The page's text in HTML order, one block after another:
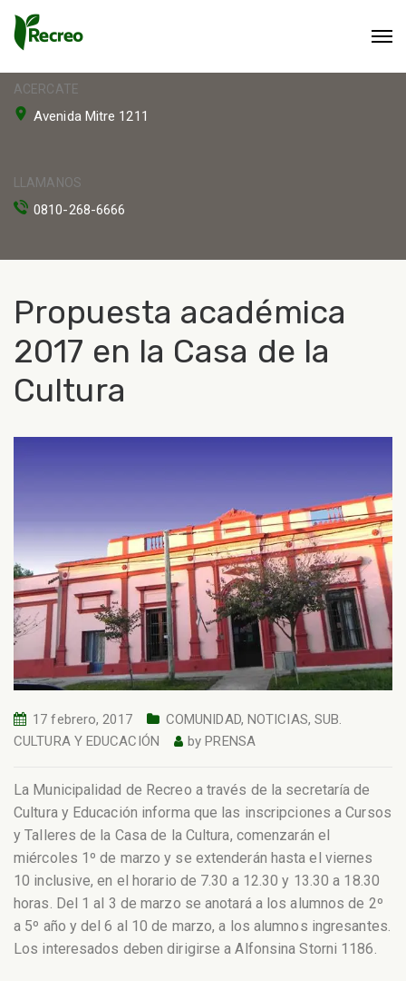
ACERCATE
Avenida Mitre 1211
LLAMANOS
0810-268-6666
Propuesta académica
2017 en la Casa de la
Cultura
17 febrero, 2017 COMUNIDAD, NOTICIAS, SUB.
CULTURA Y EDUCACIÓN
byPRENSA
La Municipalidad de Recreo a través de la secretaría de
Cultura y Educación informa que las inscripciones a Cursos
y Talleres de la Casa de la Cultura, comenzarán el
miércoles 1º de marzo y se extenderán hasta el viernes
10 inclusive, en el horario de 7.30 a 12.30 y 13.30 a 18.30
horas. Del 1 al 3 de marzo se anotará a los alumnos de 2º
a 5º año y del 6 al 10 de marzo, a los alumnos ingresantes.
Los interesados deben dirigirse a Alfonsina Storni 1186.